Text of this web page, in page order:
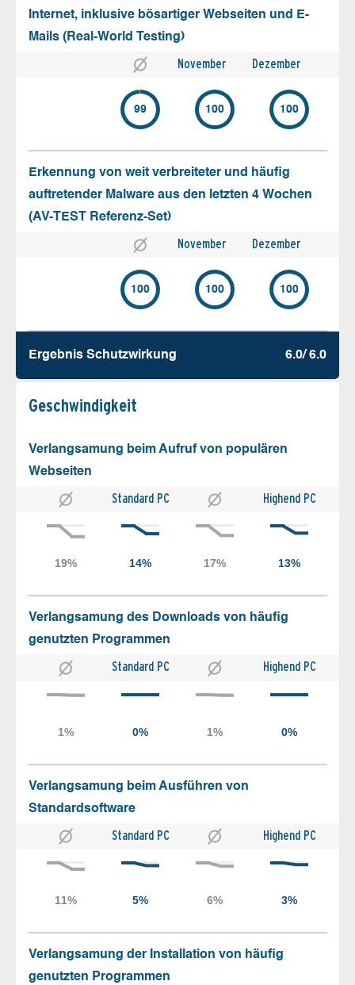
Internet, inklusive bösartiger Webseiten und E-
Mails (Real-World Testing)
November Dezember
99 100 100
Erkennung von weit verbreiteter und häufig
auftretender Malware aus den letzten 4 Wochen
(AV-TEST Referenz-Set)
November Dezember
100 100 100
Ergebnis Schutz­wirkung 6.0/ 6.0
Geschw­indigkeit
Verlangsamung beim Aufruf von populären
Webseiten
Standard PC Highend PC
Verlangsamung des Downloads von häufig
genutzten Programmen
Standard PC Highend PC
Verlangsamung beim Ausführen von
Standardsoftware
Standard PC Highend PC
Verlangsamung der Installation von häufig
genutzten Programmen